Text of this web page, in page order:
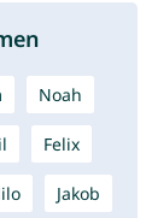
Noah
Felix
Jakob